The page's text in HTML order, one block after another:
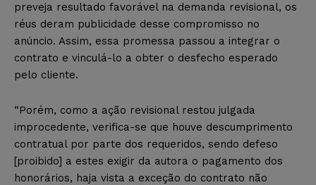
preveja resultado favorável na demanda revisional, os
réus deram publicidade desse compromisso no
anúncio. Assim, essa promessa passou a integrar o
contrato e vinculá-lo a obter o desfecho esperado
pelo cliente.
“Porém, como a ação revisional restou julgada
improcedente, verifica-se que houve descumprimento
contratual por parte dos requeridos, sendo defeso
[proibido] a estes exigir da autora o pagamento dos
honorários, haja vista a exceção do contrato não